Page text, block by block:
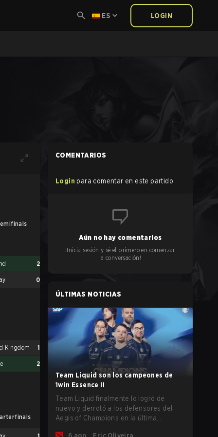
ES LOGIN
UB Finals
2
0
Kingdom 1
2
France
LB Semifinals
1
COMENTARIOS
Login para comentar en este partido
Aún no hay comentarios
¡Inicia sesión y sé el primero en comenzar
la conversación!
ÚLTIMAS NOTICIAS
Team Liquid son los campeones de
1win Essence II
Team Liquid finalmente lo logró de
nuevo y derrotó a los defensores del
Aegis of Champions en la última